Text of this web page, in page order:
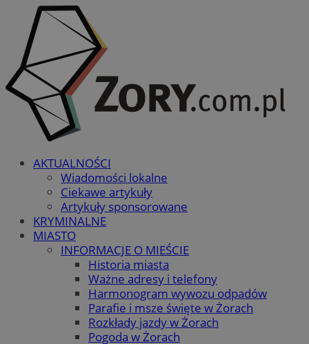
AKTUALNOŚCI
Wiadomości lokalne
Ciekawe artykuły
Artykuły sponsorowane
KRYMINALNE
MIASTO
INFORMACJE O MIEŚCIE
Historia miasta
Ważne adresy i telefony
Harmonogram wywozu odpadów
Parafie i msze święte w Żorach
Rozkłady jazdy w Żorach
Pogoda w Żorach